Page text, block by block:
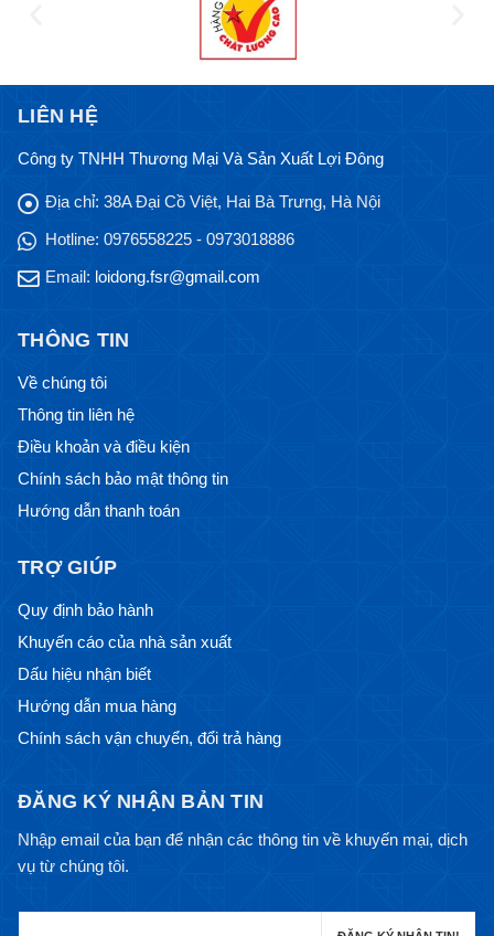
LIÊN HỆ
Công ty TNHH Thương Mại Và Sản Xuất Lợi Đông
Địa chỉ: 38A Đại Cồ Việt, Hai Bà Trưng, Hà Nội
Hotline: 0976558225 - 0973018886
Email: loidong.fsr@gmail.com
THÔNG TIN
Về chúng tôi
Thông tin liên hệ
Điều khoản và điều kiện
Chính sách bảo mật thông tin
Hướng dẫn thanh toán
TRỢ GIÚP
Quy định bảo hành
Khuyến cáo của nhà sản xuất
Dấu hiệu nhận biết
Hướng dẫn mua hàng
Chính sách vận chuyển, đổi trả hàng
ĐĂNG KÝ NHẬN BẢN TIN
Nhập email của bạn để nhận các thông tin về khuyến mại, dịch
vụ từ chúng tôi.